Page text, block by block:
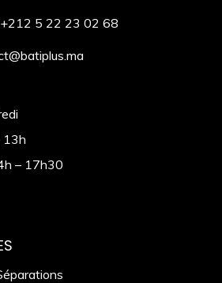
+212 5 22 23 02 68
13h
– 17h30